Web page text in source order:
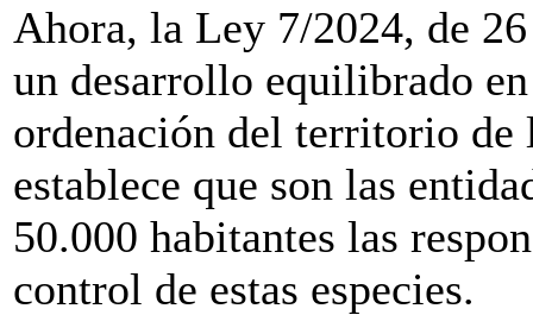
Ahora, la Ley 7/2024, de
un desarrollo equilibrado
ordenación del territorio
establece que son las
50.000 habitantes las
control de estas especies.